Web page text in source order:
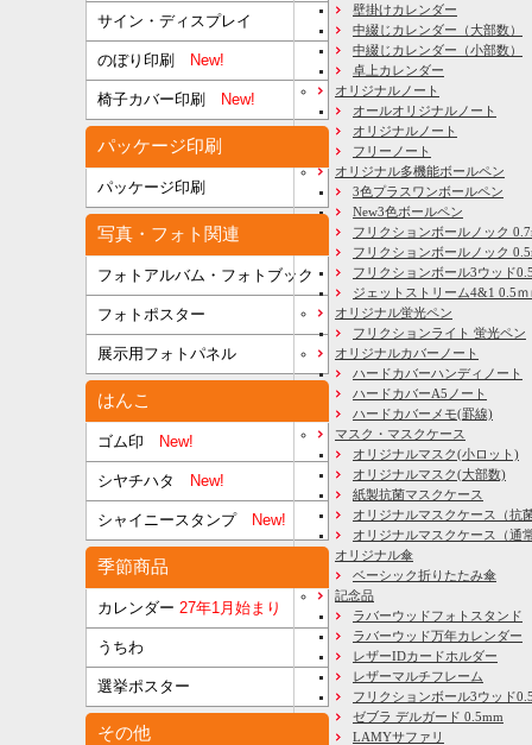
サイン・ディスプレイ
のぼり印刷 New!
椅子カバー印刷 New!
パッケージ印刷
パッケージ印刷
写真・フォト関連
フォトアルバム・フォトブック
フォトポスター
展示用フォトパネル
はんこ
ゴム印 New!
シヤチハタ New!
シャイニースタンプNew!
季節商品
カレンダー 27年1月始まり
うちわ
選挙ポスター
その他
壁掛けカレンダー
中綴じカレンダー（大部数）
中綴じカレンダー（小部数）
卓上カレンダー
オリジナルノート
オールオリジナルノート
オリジナルノート
フリーノート
オリジナル多機能ボールペン
3色プラスワンボールペン
New3色ボールペン
フリクションボールノック
フリクションボールノック
フリクションボール3ウッド
ジェットストリーム4&1 0.5ｍ
オリジナル蛍光ペン
フリクションライト 蛍光ペン
オリジナルカバーノート
ハードカバーハンディノート
ハードカバーA5ノート
ハードカバーメモ(罫線)
マスク・マスクケース
オリジナルマスク(小ロット)
オリジナルマスク(大部数)
紙製抗菌マスクケース
オリジナルマスクケース（抗
オリジナルマスクケース（通
オリジナル傘
ベーシック折りたたみ傘
記念品
ラバーウッドフォトスタンド
ラバーウッド万年カレンダー
レザーIDカードホルダー
レザーマルチフレーム
フリクションボール3ウッド
ゼブラ デルガード 0.5mm
LAMYサファリ